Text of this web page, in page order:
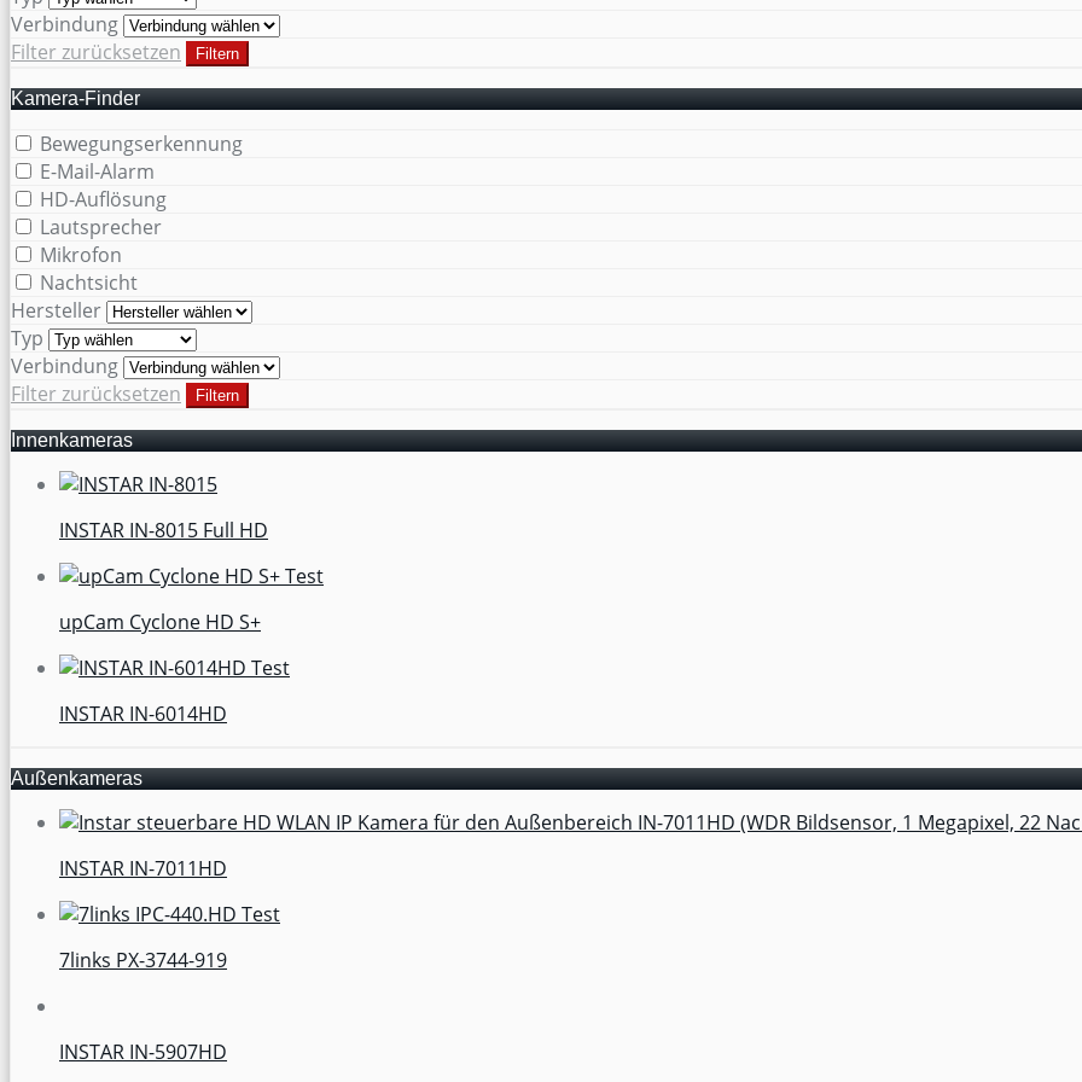
Verbindung
Filter zurücksetzen
Filtern
Kamera-Finder
Bewegungserkennung
E-Mail-Alarm
HD-Auflösung
Lautsprecher
Mikrofon
Nachtsicht
Hersteller
Typ
Verbindung
Filter zurücksetzen
Filtern
Innenkameras
INSTAR IN-8015 Full HD
upCam Cyclone HD S+
INSTAR IN-6014HD
Außenkameras
INSTAR IN-7011HD
7links PX-3744-919
INSTAR IN-5907HD